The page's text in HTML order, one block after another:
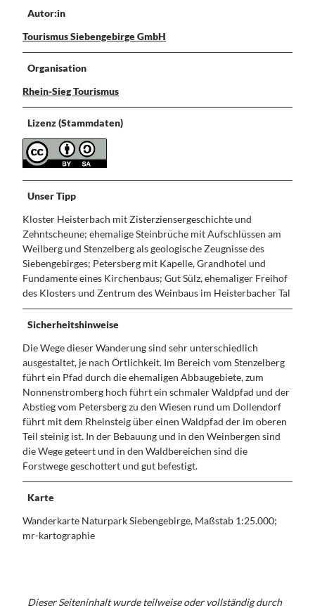
Autor:in
Tourismus Siebengebirge GmbH
Organisation
Rhein-Sieg Tourismus
Lizenz (Stammdaten)
Unser Tipp
Kloster Heisterbach mit Zisterziensergeschichte und
Zehntscheune; ehemalige Steinbrüche mit Aufschlüssen am
Weilberg und Stenzelberg als geologische Zeugnisse des
Siebengebirges; Petersberg mit Kapelle, Grandhotel und
Fundamente eines Kirchenbaus; Gut Sülz, ehemaliger Freihof
des Klosters und Zentrum des Weinbaus im Heisterbacher Tal
Sicherheitshinweise
Die Wege dieser Wanderung sind sehr unterschiedlich
ausgestaltet, je nach Örtlichkeit. Im Bereich vom Stenzelberg
führt ein Pfad durch die ehemaligen Abbaugebiete, zum
Nonnenstromberg hoch führt ein schmaler Waldpfad und der
Abstieg vom Petersberg zu den Wiesen rund um Dollendorf
führt mit dem Rheinsteig über einen Waldpfad der im oberen
Teil steinig ist. In der Bebauung und in den Weinbergen sind
die Wege geteert und in den Waldbereichen sind die
Forstwege geschottert und gut befestigt.
Karte
Wanderkarte Naturpark Siebengebirge, Maßstab 1:25.000;
mr-kartographie
Dieser Seiteninhalt wurde teilweise oder vollständig durch